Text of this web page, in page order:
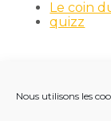
Nous utilisons les
Le coin
quizz